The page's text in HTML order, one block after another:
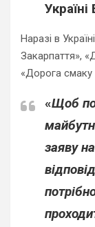
Україні
Наразі в
Закарпаття»,
«Дорога смаку
«Щоб
заяву